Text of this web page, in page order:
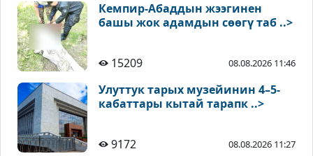
Кемпир-Абаддын жээгинен
башы жок адамдын сөөгү таб ..>
15209 08.08.2026 11:46
Улуттук тарых музейинин 4–5-
кабаттары кытай тарапк ..>
9172 08.08.2026 11:27